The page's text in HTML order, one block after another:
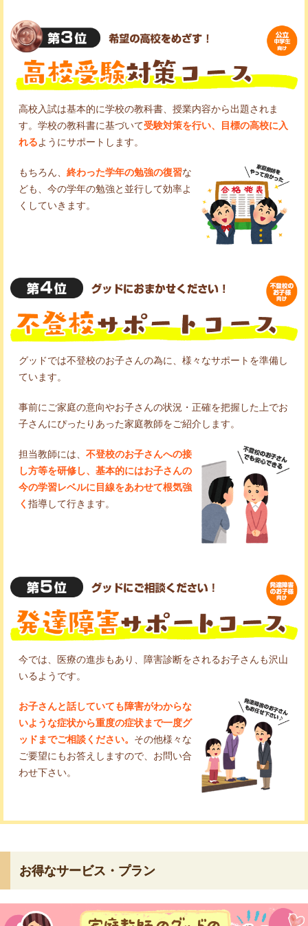
高校入試は基本的に学校の教科書、授業内容から出題されま
す。学校の教科書に基づいて受験対策を行い、目標の高校に入
れるようにサポートします。
もちろん、 終わった学年の勉強の復習な
ども、今の学年の勉強と並行して効率よ
くしていきます。
グッドでは不登校のお子さんの為に、様々なサポートを準備し
ています。
事前にご家庭の意向やお子さんの状況・正確を把握した上でお
子さんにぴったりあった家庭教師をご紹介します。
担当教師には、 不登校のお子さんへの接
し方等を研修し、基本的にはお子さんの
今の学習レベルに目線をあわせて根気強
く 指導して行きます。
今では、医療の進歩もあり、障害診断をされるお子さんも沢山
いるようです。
お子さんと話していても障害がわからな
いような症状から重度の症状まで一度グ
ッドまでご相談ください。 その他様々な
ご要望にもお答えしますので、お問い合
わせ下さい。
お得なサービス・プラン